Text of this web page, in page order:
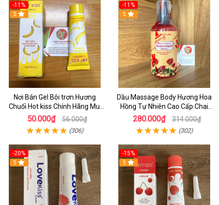
-11%
5
Nơi Bán Gel Bôi trơn Hương
Chuối Hot kiss Chính Hãng Mui
Thơm Dịu Nhẹ - Gel Bôi Trơn
HCm
50.000₫ 56.000₫
(306)
-11%
5
Dầu Massage Body Hương Hoa
Hồng Tự Nhiên Cao Cấp Chai
300ml
280.000₫ 314.000₫
(302)
-20%
5
-15%
5